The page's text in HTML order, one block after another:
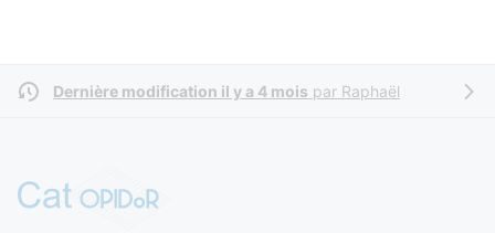
Dernière modification il y a 4 mois par Raphaël